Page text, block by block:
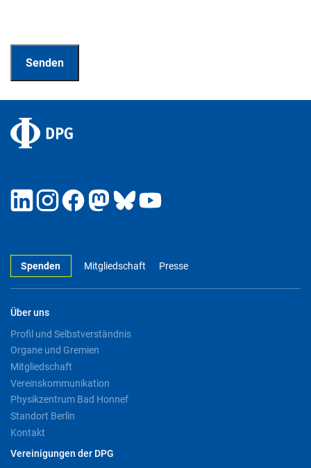
Spenden Mitgliedschaft Presse
Über uns
Profil und Selbstverständnis
Organe und Gremien
Mitgliedschaft
Vereinskommunikation
Physikzentrum Bad Honnef
Standort Berlin
Kontakt
Vereinigungen der DPG